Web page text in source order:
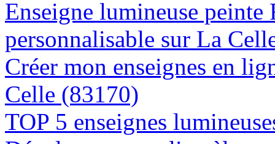
Enseigne lumineuse
personnalisable sur La
Créer mon enseignes en
Celle (83170)
TOP 5 enseignes